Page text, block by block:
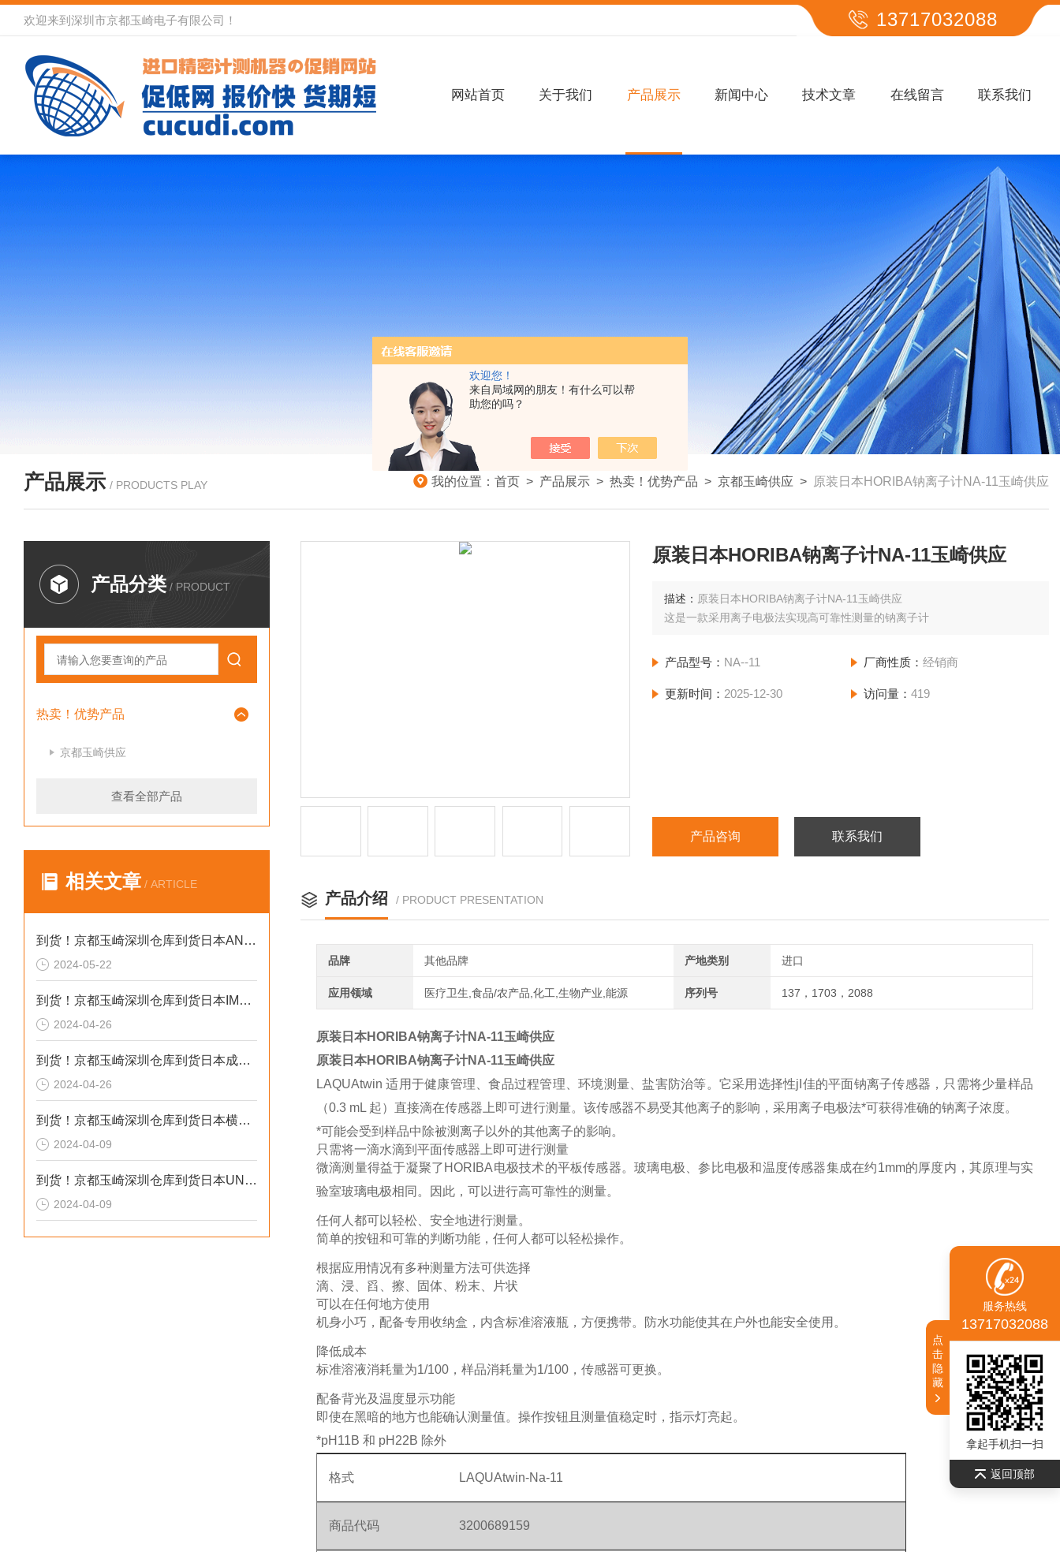
欢迎您！
来自局域网的朋友！有什么可以帮
助您的吗？
欢迎来到深圳市京都玉崎电子有限公司！ 13717032088
网站首页 关于我们 产品展示 新闻中心 技术文章 在线留言 联系我们
产品展示 / PRODUCTS PLAY 我的位置： 首页 > 产品展示 > 热卖！优势产品 > 京都玉崎供应 > 原装日本HORIBA钠离子计NA-11玉崎供应
产品分类 / PRODUCT
热卖！优势产品
京都玉崎供应
查看全部产品
相关文章 / ARTICLE
到货！京都玉崎深圳仓库到货日本AND 电子秤HV-60KCEP
2024-05-22
到货！京都玉崎深圳仓库到货日本IMADA 推拉力计 DST-20N
2024-04-26
到货！京都玉崎深圳仓库到货日本成茂锻针仪MF2
2024-04-26
到货！京都玉崎深圳仓库到货日本横河 电导率仪传感器 SC8SG-R31-T-305-P1-A
2024-04-09
到货！京都玉崎深圳仓库到货日本UNITTA音波式皮带张力计U-550替换U-508
2024-04-09
原装日本HORIBA钠离子计NA-11玉崎供应
描述： 原装日本HORIBA钠离子计NA-11玉崎供应
这是一款采用离子电极法实现高可靠性测量的钠离子计
产品型号： NA--11 厂商性质： 经销商
更新时间： 2025-12-30 访问量： 419
产品咨询 联系我们
产品介绍 / PRODUCT PRESENTATION
品牌 其他品牌 产地类别 进口
应用领域 医疗卫生,食品/农产品,化工,生物产业,能源 序列号 137，1703，2088
原装日本HORIBA钠离子计NA-11玉崎供应
原装日本HORIBA钠离子计NA-11玉崎供应
LAQUAtwin 适用于健康管理、食品过程管理、环境测量、盐害防治等。它采用选择性jI佳的平面钠离子传感器，只需将少量样品
（0.3 mL 起）直接滴在传感器上即可进行测量。该传感器不易受其他离子的影响，采用离子电极法*可获得准确的钠离子浓度。
*可能会受到样品中除被测离子以外的其他离子的影响。
只需将一滴水滴到平面传感器上即可进行测量
微滴测量得益于凝聚了HORIBA电极技术的平板传感器。玻璃电极、参比电极和温度传感器集成在约1mm的厚度内，其原理与实
验室玻璃电极相同。因此，可以进行高可靠性的测量。
任何人都可以轻松、安全地进行测量。
简单的按钮和可靠的判断功能，任何人都可以轻松操作。
根据应用情况有多种测量方法可供选择
滴、浸、舀、擦、固体、粉末、片状
可以在任何地方使用
机身小巧，配备专用收纳盒，内含标准溶液瓶，方便携带。防水功能使其在户外也能安全使用。
降低成本
标准溶液消耗量为1/100，样品消耗量为1/100，传感器可更换。
配备背光及温度显示功能
即使在黑暗的地方也能确认测量值。操作按钮且测量值稳定时，指示灯亮起。
*pH11B 和 pH22B 除外
格式 LAQUAtwin-Na-11
商品代码 3200689159
服务热线
13717032088
拿起手机扫一扫
返回顶部
点
击
隐
藏